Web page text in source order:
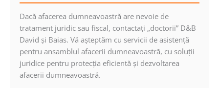
Dacă afacerea dumneavoastră are nevoie de
tratament juridic sau fiscal, contactaţi „doctorii” D&B
David şi Baias. Vă aşteptăm cu servicii de asistenţă
pentru ansamblul afacerii dumneavoastră, cu soluţii
juridice pentru protecţia eficientă şi dezvoltarea
afacerii dumneavoastră.